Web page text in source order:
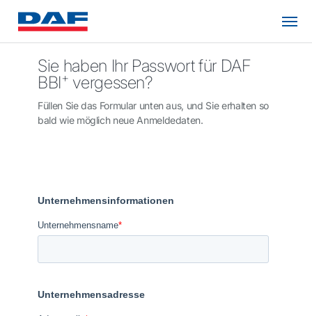
Sie haben Ihr Passwort für DAF
BBI+ vergessen?
Füllen Sie das Formular unten aus, und Sie erhalten so
bald wie möglich neue Anmeldedaten.